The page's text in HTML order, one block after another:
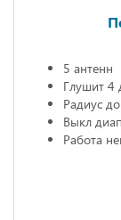
5 антенн
Глушит 4
Радиус
Выкл
Работа